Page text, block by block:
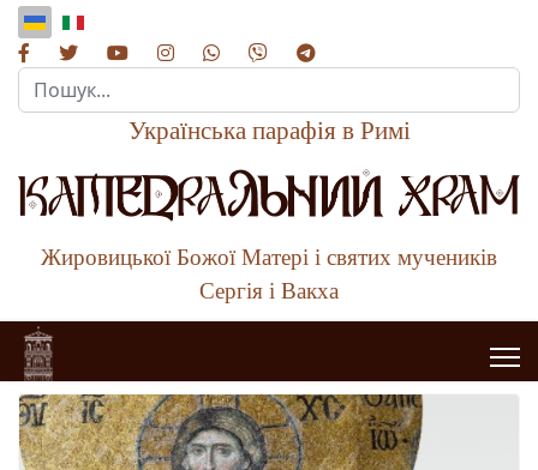
Пошук...
Українська парафія в Римі
Жировицької Божої Матері і святих мучеників
Сергія і Вакха